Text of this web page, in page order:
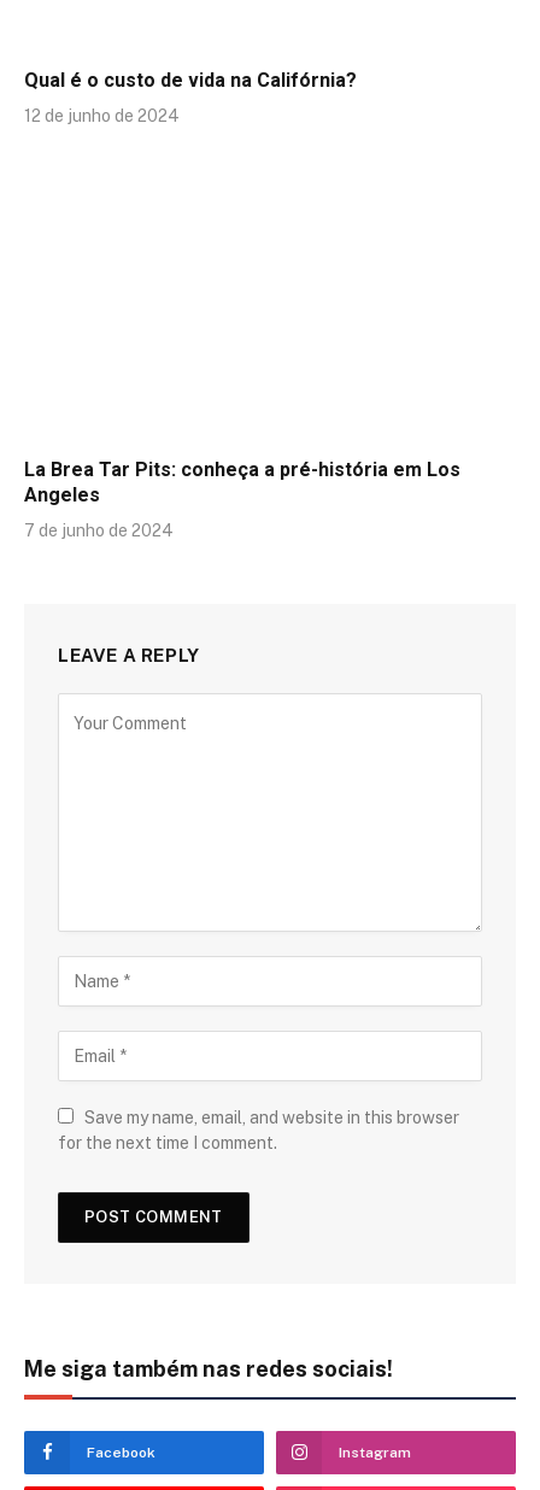
Qual é o custo de vida na Califórnia?
12 de junho de 2024
La Brea Tar Pits: conheça a pré-história em Los
Angeles
7 de junho de 2024
LEAVE A REPLY
Save my name, email, and website in this browser
for the next time I comment.
Me siga também nas redes sociais!
Facebook Instagram